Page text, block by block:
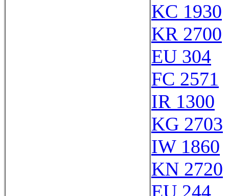
KC 1930
KR 2700
EU 304
FC 2571
IR 1300
KG 2703
IW 1860
KN 2720
EU 244